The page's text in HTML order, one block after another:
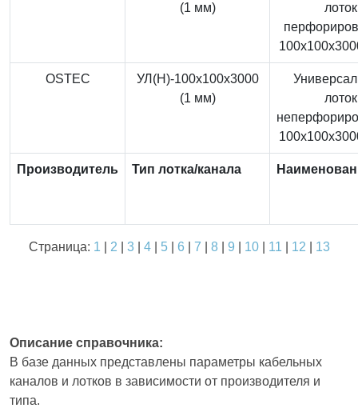
(1 мм)
лоток
OSTEC
УЛ(Н)-100x100x3000
(1 мм)
лоток
Производитель Тип лотка/канала
Страница: 1 2 3| 4| 5| 6 7 8| 9 10| 11 12 13
Описание справочника:
В базе данных представлены параметры кабельных
каналов и лотков в зависимости от производителя и
типа.